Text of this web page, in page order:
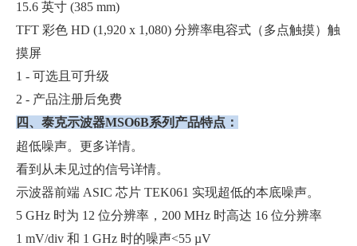
15.6 英寸 (385 mm)
TFT 彩色 HD (1,920 x 1,080) 分辨率电容式（多点触摸）触
摸屏
1 - 可选且可升级
2 - 产品注册后免费
四、泰克示波器MSO6B系列产品特点：
超低噪声。更多详情。
看到从未见过的信号详情。
示波器前端 ASIC 芯片 TEK061 实现超低的本底噪声。
5 GHz 时为 12 位分辨率，200 MHz 时高达 16 位分辨率
1 mV/div 和 1 GHz 时的噪声<55 µV